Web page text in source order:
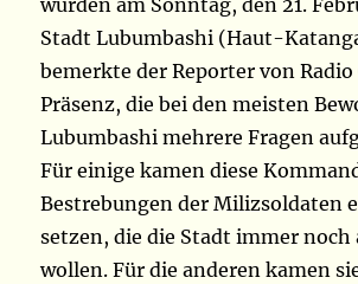
wurden am Sonntag, den 21.
Stadt Lubumbashi (Haut-
bemerkte der Reporter von Radio
Präsenz, die bei den meisten
Lubumbashi mehrere Fragen
Für einige kamen diese
Bestrebungen der Milizsoldaten
setzen, die die Stadt immer noch
wollen. Für die anderen kamen